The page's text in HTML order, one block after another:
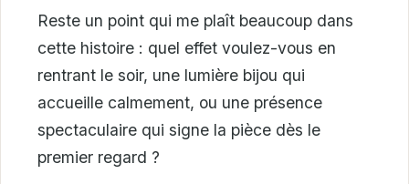
Reste un point qui me plaît beaucoup dans
cette histoire : quel effet voulez-vous en
rentrant le soir, une lumière bijou qui
accueille calmement, ou une présence
spectaculaire qui signe la pièce dès le
premier regard ?